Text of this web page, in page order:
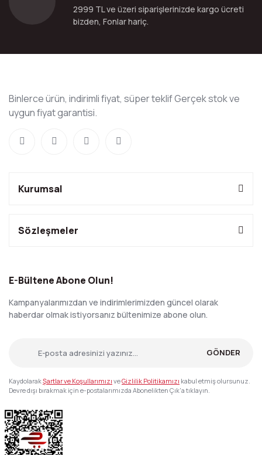
2999 TL ve üzeri siparişlerinizde kargo ücreti
bizden, Fonlar hariç.
Binlerce ürün, indirimli fiyat, süper teklif Gerçek stok ve
uygun fiyat garantisi.
Kurumsal
Sözleşmeler
E-Bültene Abone Olun!
Kampanyalarımızdan ve indirimlerimizden güncel olarak
haberdar olmak istiyorsanız bültenimize abone olun.
GÖNDER
KaydolarakŞartlar ve Koşullarımızı veGizlilik Politikamızı kabul etmiş olursunuz.
Devre dışı bırakmak için e-postalarımızda Abonelikten Çık'a tıklayın.